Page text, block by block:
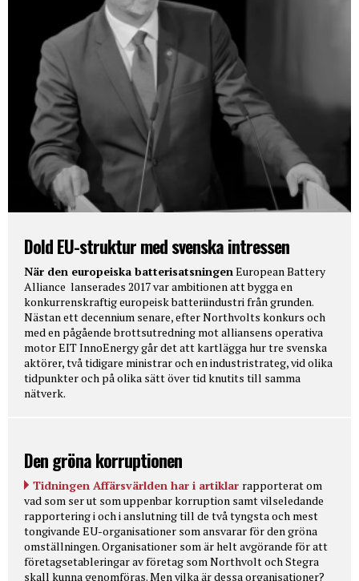
Dold EU-struktur med svenska intressen
När den europeiska batterisatsningenEuropean Battery
Alliance lanserades 2017 var ambitionen att bygga en
konkurrenskraftig europeisk batteriindustri från grunden.
Nästan ett decennium senare, efter Northvolts konkurs och
med en pågående brottsutredning mot alliansens operativa
motor EIT InnoEnergy går det att kartlägga hur tre svenska
aktörer, två tidigare ministrar och en industristrateg, vid olika
tidpunkter och på olika sätt över tid knutits till samma
nätverk.
Den gröna korruptionen
Tidningen Affärsvärlden har i artiklar rapporterat om
vad som ser ut som uppenbar korruption samt vilseledande
rapportering i och i anslutning till de två tyngsta och mest
tongivande EU-organisationer som ansvarar för den gröna
omställningen. Organisationer som är helt avgörande för att
företagsetableringar av företag som Northvolt och Stegra
skall kunna genomföras. Men vilka är dessa organisationer?